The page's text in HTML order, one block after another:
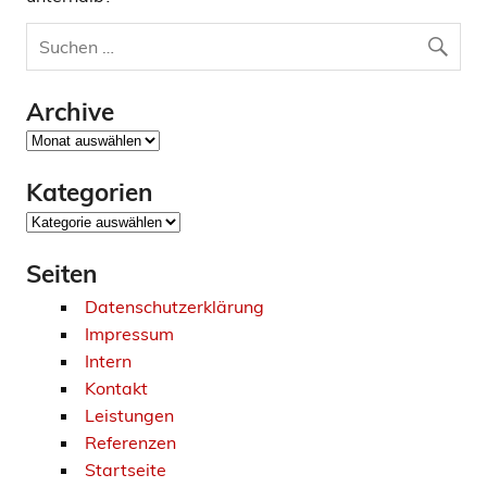
Archive
Archive
Kategorien
Kategorien
Seiten
Datenschutzerklärung
Impressum
Intern
Kontakt
Leistungen
Referenzen
Startseite